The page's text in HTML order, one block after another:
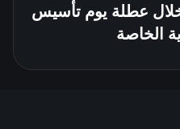
عطلة يوم تأسيس
الخاصة